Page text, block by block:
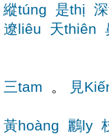
縱túng
是thị
遼liêu
天thiên
三tam 。 見
黃hoàng 鸝ly